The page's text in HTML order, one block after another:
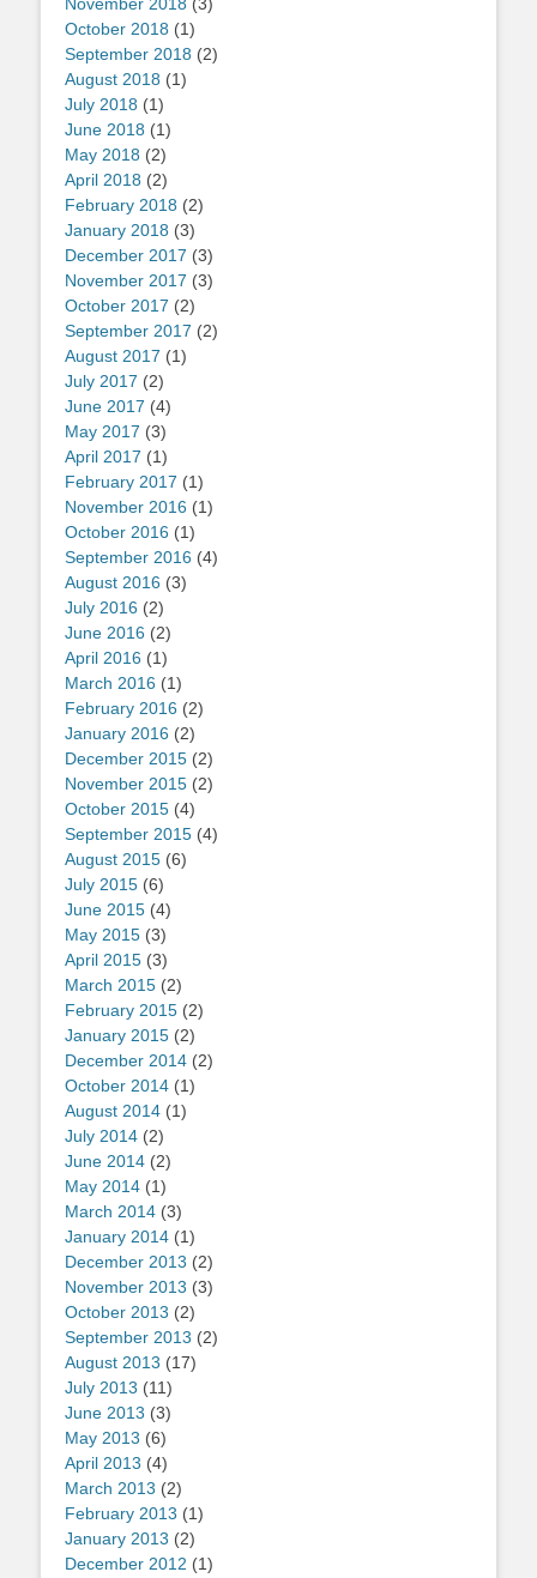
October 2018 (1)
September 2018 (2)
August 2018 (1)
July 2018 (1)
June 2018 (1)
May 2018 (2)
April 2018 (2)
February 2018 (2)
January 2018 (3)
December 2017 (3)
November 2017 (3)
October 2017 (2)
September 2017 (2)
August 2017 (1)
July 2017 (2)
June 2017 (4)
May 2017 (3)
April 2017 (1)
February 2017 (1)
November 2016 (1)
October 2016 (1)
September 2016 (4)
August 2016 (3)
July 2016 (2)
June 2016 (2)
April 2016 (1)
March 2016 (1)
February 2016 (2)
January 2016 (2)
December 2015 (2)
November 2015 (2)
October 2015 (4)
September 2015 (4)
August 2015 (6)
July 2015 (6)
June 2015 (4)
May 2015 (3)
April 2015 (3)
March 2015 (2)
February 2015 (2)
January 2015 (2)
December 2014 (2)
October 2014 (1)
August 2014 (1)
July 2014 (2)
June 2014 (2)
May 2014 (1)
March 2014 (3)
January 2014 (1)
December 2013 (2)
November 2013 (3)
October 2013 (2)
September 2013 (2)
August 2013 (17)
July 2013 (11)
June 2013 (3)
May 2013 (6)
April 2013 (4)
March 2013 (2)
February 2013 (1)
January 2013 (2)
December 2012 (1)